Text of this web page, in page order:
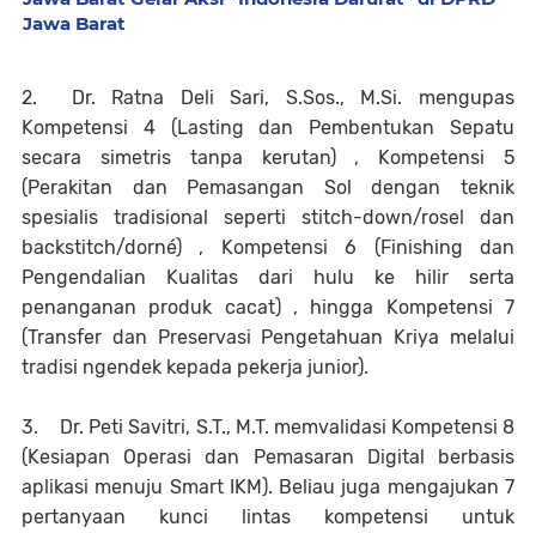
Jawa Barat
2.
Dr. Ratna Deli Sari, S.Sos., M.Si. mengupas
Kompetensi 4 (Lasting dan Pembentukan Sepatu
secara simetris tanpa kerutan) , Kompetensi 5
(Perakitan dan Pemasangan Sol dengan teknik
spesialis tradisional seperti stitch-down/rosel dan
backstitch/dorné) , Kompetensi 6 (Finishing dan
Pengendalian Kualitas dari hulu ke hilir serta
penanganan produk cacat) , hingga Kompetensi 7
(Transfer dan Preservasi Pengetahuan Kriya melalui
tradisi ngendek kepada pekerja junior).
3.
Dr. Peti Savitri, S.T., M.T. memvalidasi Kompetensi 8
(Kesiapan Operasi dan Pemasaran Digital berbasis
aplikasi menuju Smart IKM). Beliau juga mengajukan 7
pertanyaan kunci lintas kompetensi untuk